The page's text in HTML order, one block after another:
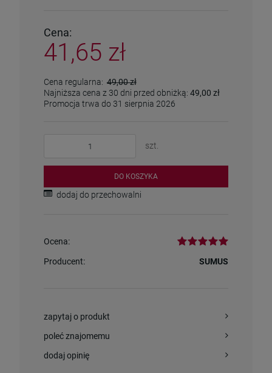
Cena:
41,65 zł
Cena regularna: 49,00 zł
Najniższa cena z 30 dni przed obniżką: 49,00 zł
Promocja trwa do 31 sierpnia 2026
szt.
DO KOSZYKA
dodaj do przechowalni
Ocena:
Producent: SUMUS
zapytaj o produkt
poleć znajomemu
dodaj opinię